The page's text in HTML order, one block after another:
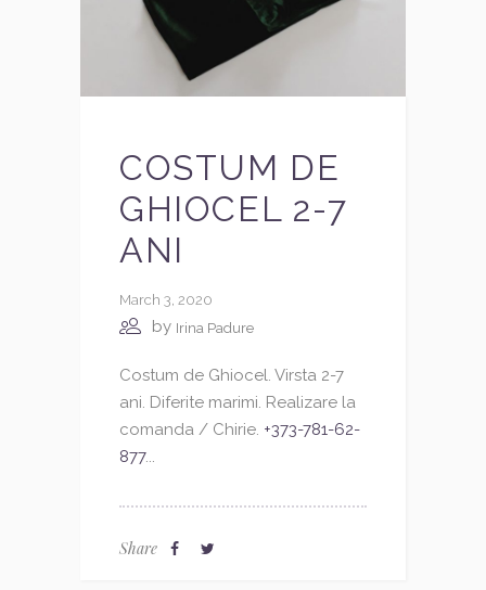
COSTUM DE
GHIOCEL 2-7
ANI
March 3, 2020
by Irina Padure
Costum de Ghiocel. Virsta 2-7
ani. Diferite marimi. Realizare la
comanda / Chirie. +373-781-62-
877...
Share